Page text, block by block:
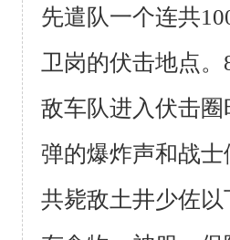
先遣队一个连共
卫岗的伏击地点。
敌车队进入伏击
弹的爆炸声和战
共毙敌土井少佐以